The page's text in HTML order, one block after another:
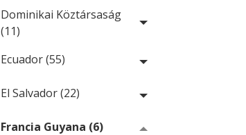
Dominikai Köztársaság
(11)
Ecuador (55)
El Salvador (22)
Francia Guyana (6)